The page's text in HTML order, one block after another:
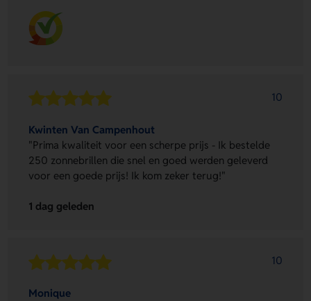
10
Kwinten Van Campenhout
"Prima kwaliteit voor een scherpe prijs - Ik bestelde
250 zonnebrillen die snel en goed werden geleverd
voor een goede prijs! Ik kom zeker terug!"
1 dag geleden
10
Monique